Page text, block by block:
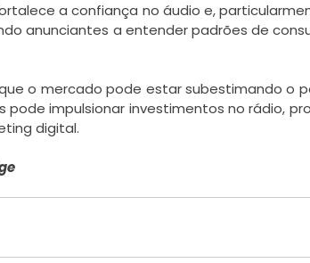
a confiança no áudio e,
anunciantes a entender padrões de
o mercado pode estar subestimando o
pode impulsionar investimentos no rádio,
digital.